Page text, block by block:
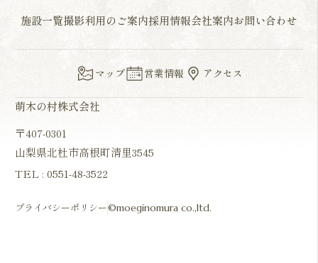
施設一覧撮影利用のご案内採用情報会社案内お問い合わせ
マップ 営業情報 アクセス
萌木の村株式会社
〒407-0301
山梨県北杜市高根町清里3545
TEL : 0551-48-3522
プライバシーポリシー©moeginomura co.,ltd.